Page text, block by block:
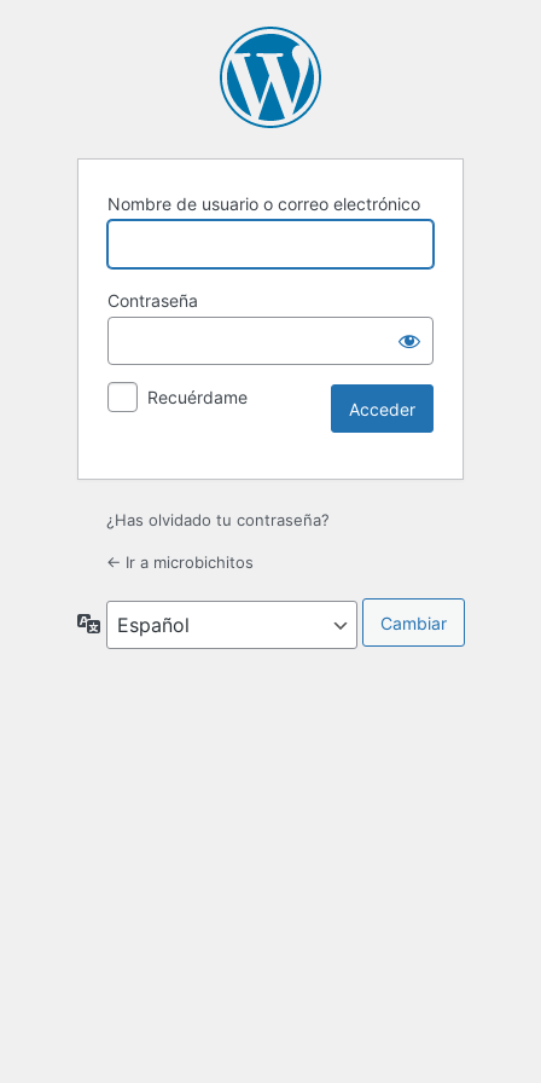
Nombre de usuario o correo electrónico
Contraseña
Recuérdame
¿Has olvidado tu contraseña?
← Ir a microbichitos
Idioma